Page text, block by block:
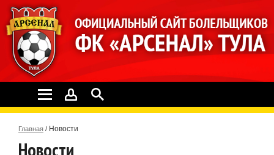
Главная / Новости
Новости